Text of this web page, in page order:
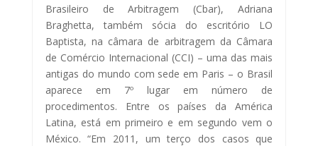
Brasileiro de Arbitragem (Cbar), Adriana
Braghetta, também sócia do escritório LO
Baptista, na câmara de arbitragem da Câmara
de Comércio Internacional (CCI) – uma das mais
antigas do mundo com sede em Paris – o Brasil
aparece em 7º lugar em número de
procedimentos. Entre os países da América
Latina, está em primeiro e em segundo vem o
México. “Em 2011, um terço dos casos que